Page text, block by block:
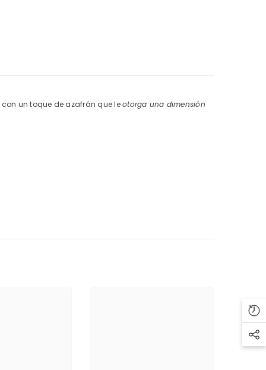
con un toque de azafrán que leotorga una dimensión